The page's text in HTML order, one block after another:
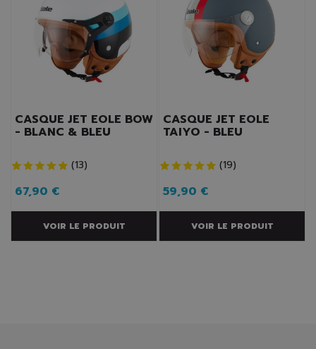
CASQUE JET EOLE BOW
- BLANC & BLEU
(13)
67,90 €
VOIR LE PRODUIT
CASQUE JET EOLE
TAIYO - BLEU
(19)
59,90 €
VOIR LE PRODUIT